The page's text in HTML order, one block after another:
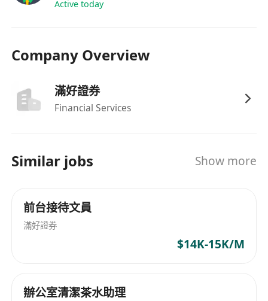
Active today
Company Overview
滿好證券
Financial Services
Similar jobs Show more
前台接待文員
滿好證券
$14K-15K/M
辦公室清潔茶水助理